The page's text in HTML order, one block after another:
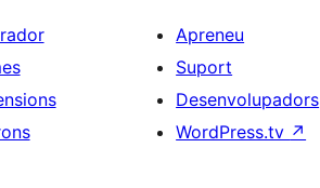
Apreneu
Suport
Desenvolupadors
WordPress.tv ↗